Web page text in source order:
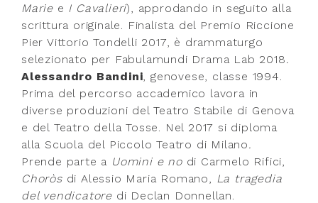
Marie e I Cavalieri), approdando in seguito alla
scrittura originale. Finalista del Premio Riccione
Pier Vittorio Tondelli 2017, è drammaturgo
selezionato per Fabulamundi Drama Lab 2018.
Alessandro Bandini, genovese, classe 1994.
Prima del percorso accademico lavora in
diverse produzioni del Teatro Stabile di Genova
e del Teatro della Tosse. Nel 2017 si diploma
alla Scuola del Piccolo Teatro di Milano.
Prende parte a Uomini e nodi Carmelo Rifici,
Choròsdi Alessio Maria Romano, La tragedia
del vendicatore di Declan Donnellan.